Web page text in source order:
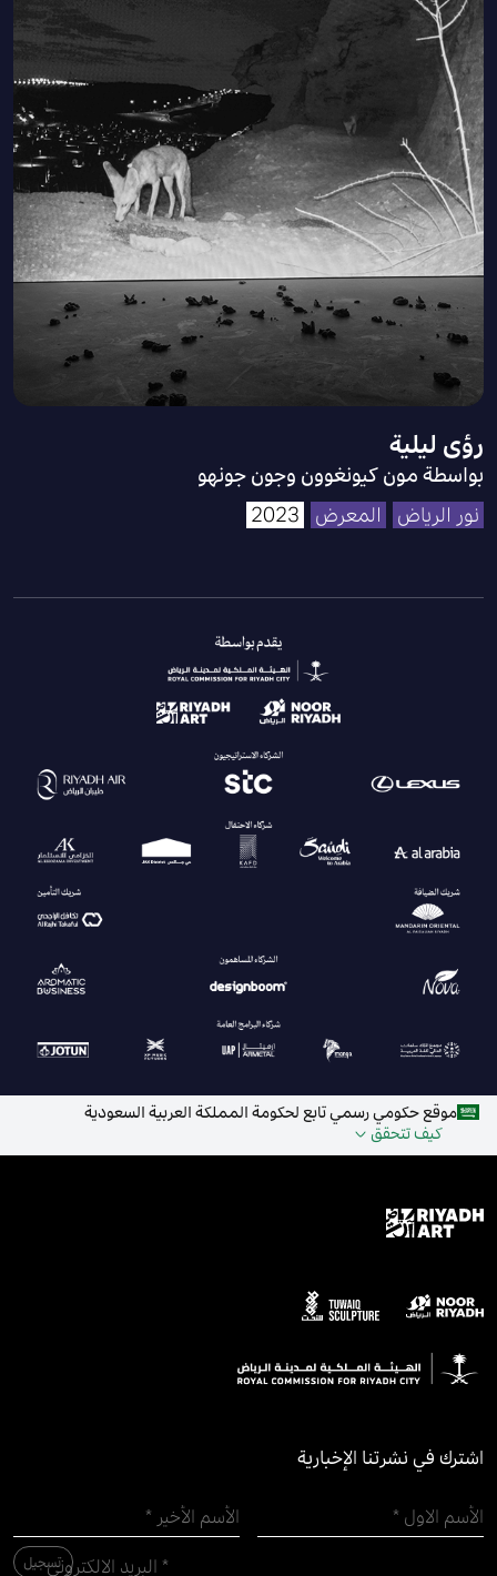
رؤى ليلية
بواسطة مون كيونغوون وجون جونهو
نور الرياض
المعرض 2023
موقع حكومي رسمي تابع لحكومة المملكة العربية السعودية
كيف تتحقق
اشترك في نشرتنا الإخبارية